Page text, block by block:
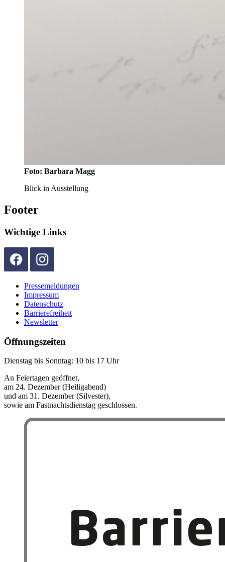
Foto: Barbara Magg
Blick in Ausstellung
Footer
Wichtige Links
Pressemeldungen
Impressum
Datenschutz
Barrierefreiheit
Newsletter
Öffnungszeiten
Dienstag bis Sonntag: 10 bis 17 Uhr
An Feiertagen geöffnet,
am 24. Dezember (Heiligabend)
und am 31. Dezember (Silvester),
sowie am Fastnachtsdienstag geschlossen.